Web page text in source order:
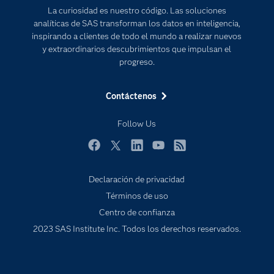
La curiosidad es nuestro código. Las soluciones
analíticas de SAS transforman los datos en inteligencia,
inspirando a clientes de todo el mundo a realizar nuevos
y extraordinarios descubrimientos que impulsan el
progreso.
Contáctenos
Follow Us
Estudiantes
Eventos
Formación
Mi SAS
Oportunidades profesionales
Probar / Comprar
Sala de prensa
SAS Viya
Declaración de privacidad
Términos de uso
Centro de confianza
2023 SAS Institute Inc. Todos los derechos reservados.